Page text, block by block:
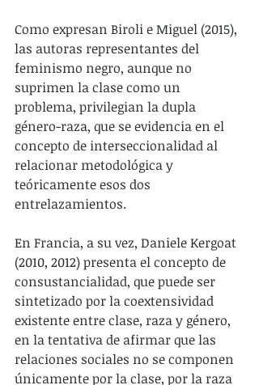
Como expresan Biroli e Miguel (2015),
las autoras representantes del
feminismo negro, aunque no
suprimen la clase como un
problema, privilegian la dupla
género-raza, que se evidencia en el
concepto de interseccionalidad al
relacionar metodológica y
teóricamente esos dos
entrelazamientos.
En Francia, a su vez, Daniele Kergoat
(2010, 2012) presenta el concepto de
consustancialidad, que puede ser
sintetizado por la coextensividad
existente entre clase, raza y género,
en la tentativa de afirmar que las
relaciones sociales no se componen
únicamente por la clase, por la raza